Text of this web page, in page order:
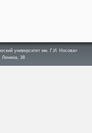
университет им. Г.И. Носова»
Ленина, 38